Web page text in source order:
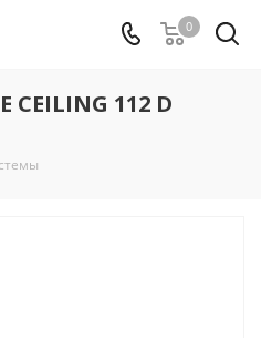
0
CEILING 112 D